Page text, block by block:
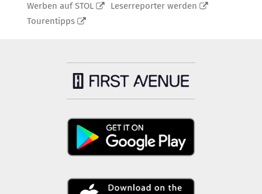
Werben auf STOL
Leserreporter werden
Tourentipps